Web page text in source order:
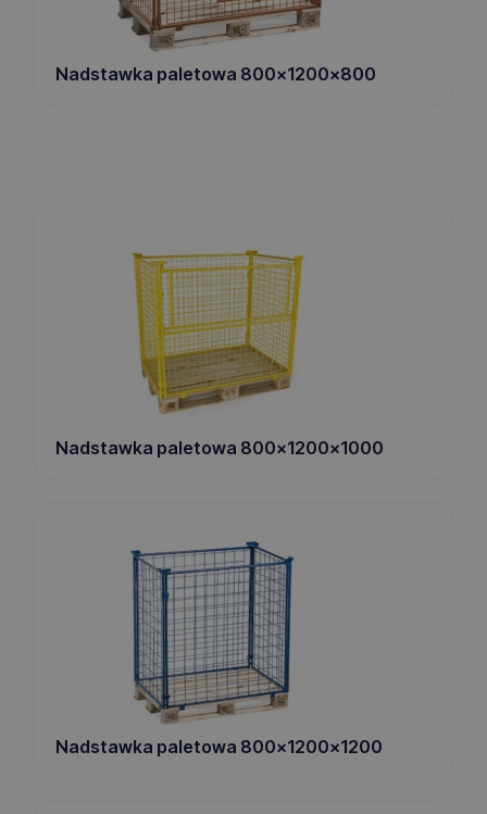
Nadstawka paletowa 800x1200x800
Nadstawka paletowa 800x1200x1000
Nadstawka paletowa 800x1200x1200